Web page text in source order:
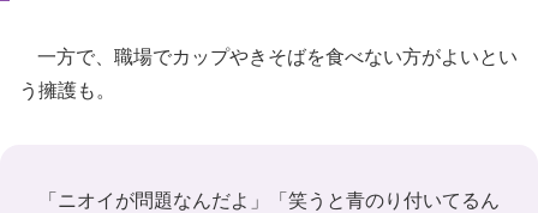
一方で、職場でカップやきそばを食べない方がよいとい
う擁護も。
「ニオイが問題なんだよ」「笑うと青のり付いてるん